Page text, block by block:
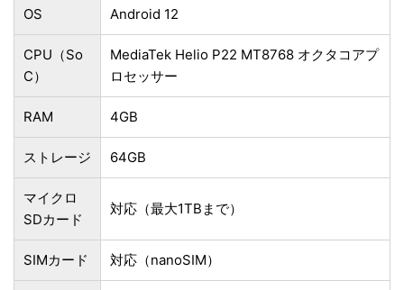
OS Android 12
CPU（So
C）
‎MediaTek Helio P22 MT8768 オクタコアプ
ロセッサー
RAM 4GB
ストレージ 64GB
マイクロ
SDカード
対応（最大1TBまで）
SIMカード 対応（nanoSIM）